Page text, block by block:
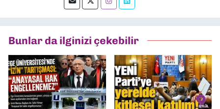
Bunlar da ilginizi çekebilir